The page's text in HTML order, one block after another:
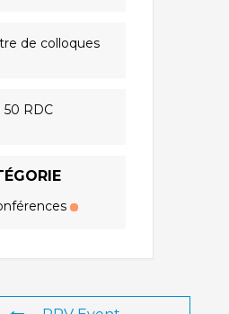
de colloques
50 RDC